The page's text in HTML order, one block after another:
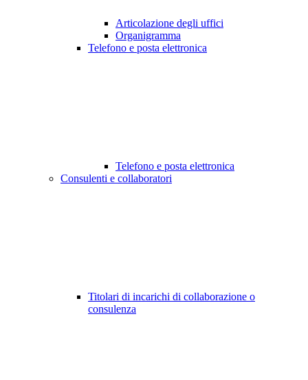
Articolazione degli uffici
Organigramma
Telefono e posta elettronica
Telefono e posta elettronica
Consulenti e collaboratori
Titolari di incarichi di collaborazione o
consulenza